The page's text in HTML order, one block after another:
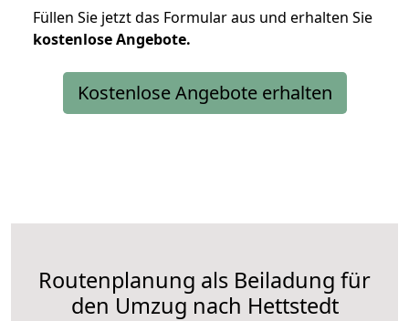
Füllen Sie jetzt das Formular aus und erhalten Sie
kostenloseAngebote.
Kostenlose Angebote erhalten
Routenplanung als Beiladung für
den Umzug nach Hettstedt